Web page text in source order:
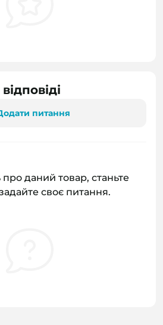
питання
даний товар, станьте
своє питання.